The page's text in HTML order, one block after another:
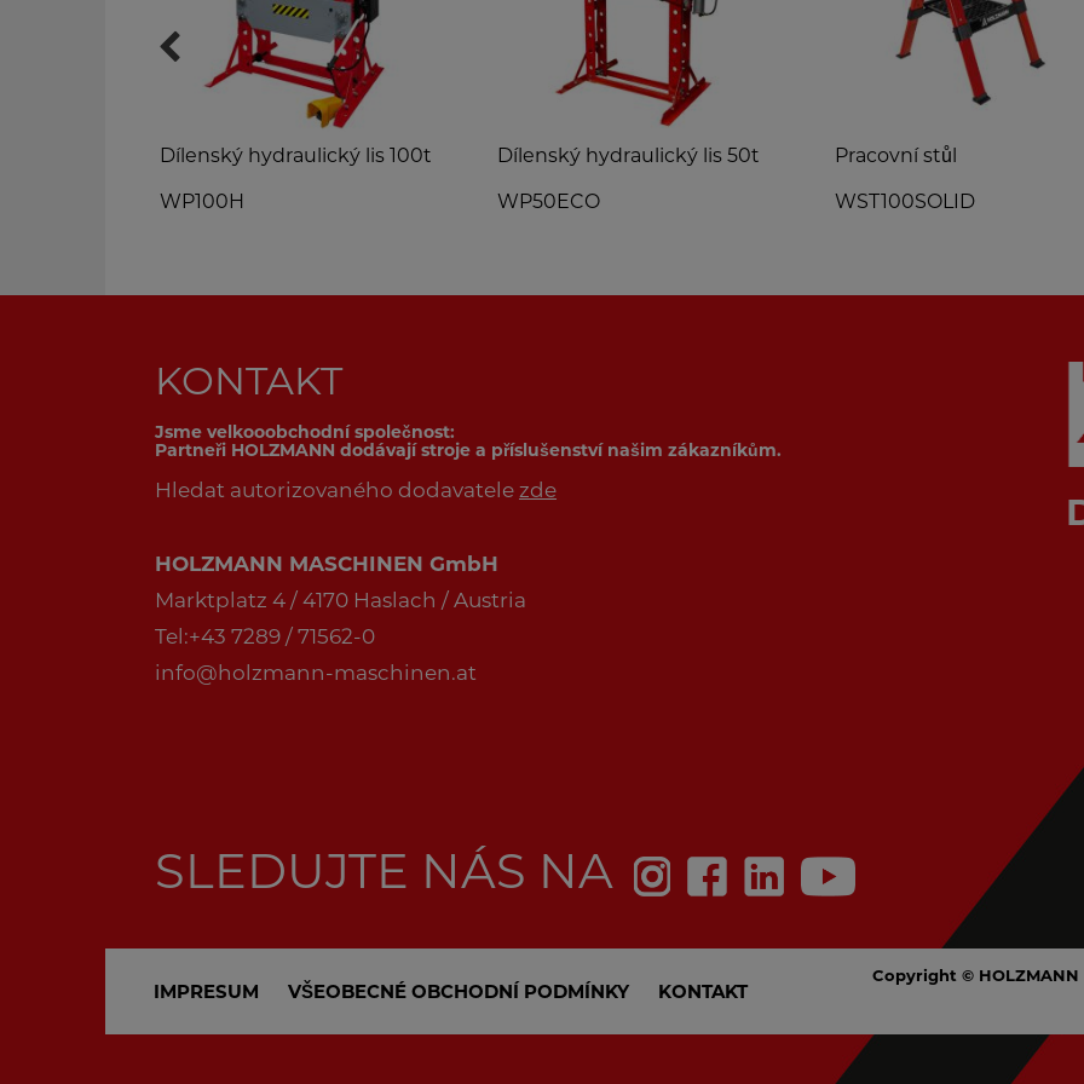
Dílenský hydraulický lis 100t
WP100H
Dílenský hydraulický lis 50t
WP50ECO
Pracovní stůl
WST100SOLID
KONTAKT
Jsme velkooobchodní společnost:
Partneři HOLZMANN dodávají stroje a příslušenství našim zákazníkům.
Hledat autorizovaného dodavatele zde
HOLZMANN MASCHINEN GmbH
Marktplatz 4 / 4170 Haslach / Austria
Tel:+43 7289 / 71562-0
info@holzmann-maschinen.at
SLEDUJTE NÁS NA
IMPRESUM VŠEOBECNÉ OBCHODNÍ PODMÍNKY KONTAKT
Copyright © HOLZMANN